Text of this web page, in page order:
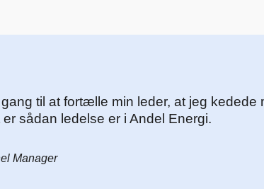
til at fortælle min leder, at jeg
sådan ledelse er i Andel Energi.
Manager